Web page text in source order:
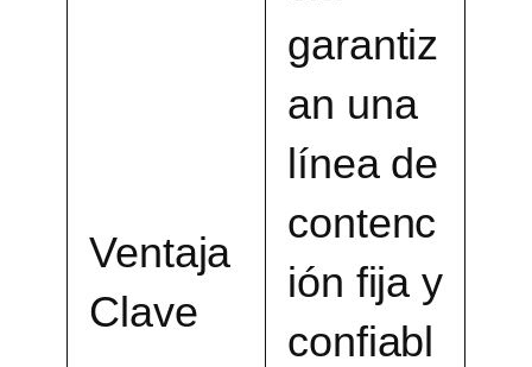
Ventaja
Clave
garantiz
an una
línea de
contenc
ión fija y
confiabl